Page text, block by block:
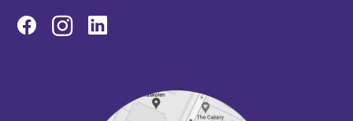
Instagram